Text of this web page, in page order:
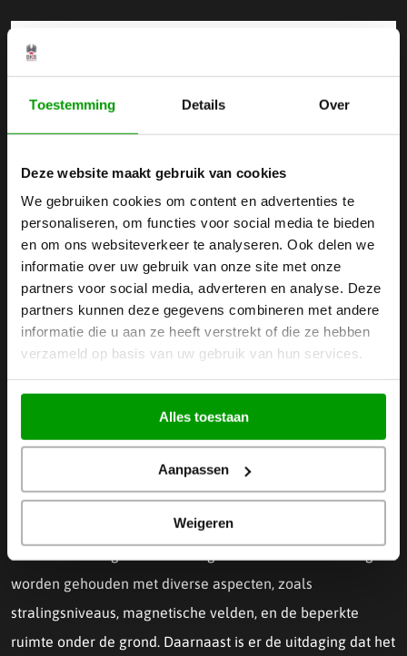
Toestemming Details Over
Deze website maakt gebruik van cookies
We gebruiken cookies om content en advertenties te
personaliseren, om functies voor social media te bieden
en om ons websiteverkeer te analyseren. Ook delen we
informatie over uw gebruik van onze site met onze
partners voor social media, adverteren en analyse. Deze
partners kunnen deze gegevens combineren met andere
informatie die u aan ze heeft verstrekt of die ze hebben
verzameld op basis van uw gebruik van hun services.
Alles toestaan
Aanpassen
Weigeren
Het maken van de ITK Strip end
cap voor Cern
Het leveren van een product zoals de ITK Strip end cap aan
worden gehouden met diverse aspecten, zoals
stralingsniveaus, magnetische velden, en de beperkte
ruimte onder de grond. Daarnaast is er de uitdaging dat het